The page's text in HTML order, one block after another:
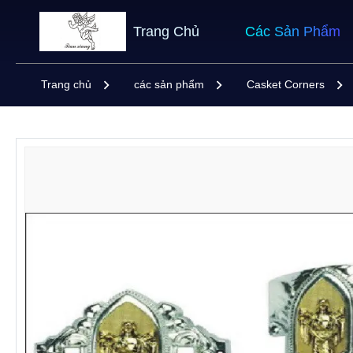
Trang Chủ Các Sản Phẩm
Trang chủ các sản phẩm Casket Corners